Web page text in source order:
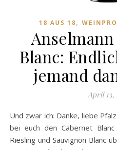
18 AUS 18,
Blanc:
jemand
April 13,
Und zwar ich: Danke, liebe Pfalz, liebe Weinstraße, dass es
bei euch den Cabernet
Riesling und Sauvignon Blanc